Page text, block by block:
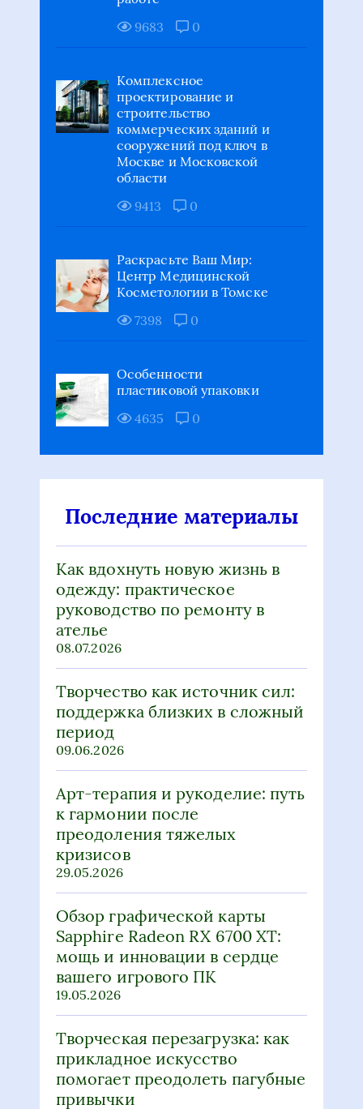
9683
0
Комплексное
проектирование и
строительство
коммерческих зданий и
сооружений под ключ в
Москве и Московской
области
9413
0
Раскрасьте Ваш Мир:
Центр Медицинской
Косметологии в Томске
7398
0
Особенности
пластиковой упаковки
4635
0
Последние материалы
Как вдохнуть новую жизнь в
одежду: практическое
руководство по ремонту в
ателье
08.07.2026
Творчество как источник сил:
поддержка близких в сложный
период
09.06.2026
Арт-терапия и рукоделие: путь
к гармонии после
преодоления тяжелых
кризисов
29.05.2026
Обзор графической карты
Sapphire Radeon RX 6700 XT:
мощь и инновации в сердце
вашего игрового ПК
19.05.2026
Творческая перезагрузка: как
прикладное искусство
помогает преодолеть пагубные
привычки